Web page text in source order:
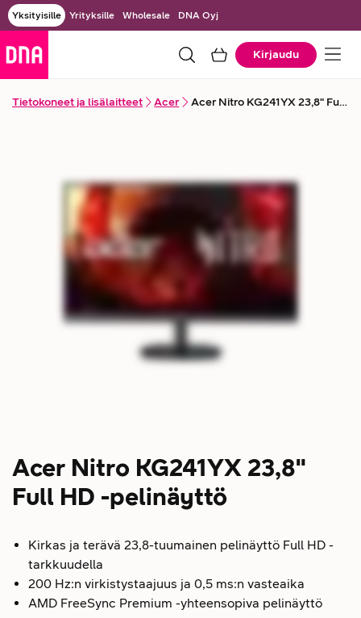
Yksityisille Yrityksille Wholesale DNA Oyj
Kirjaudu
Tietokoneet ja lisälaitteet Acer Acer Nitro KG241YX 23,8" Full HD -pelinäyttö
Acer Nitro KG241YX 23,8"
Full HD -pelinäyttö
Kirkas ja terävä 23,8-tuumainen pelinäyttö Full HD -
tarkkuudella
200 Hz:n virkistystaajuus ja 0,5 ms:n vasteaika
AMD FreeSync Premium -yhteensopiva pelinäyttö